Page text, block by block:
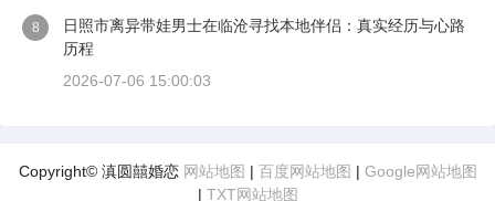
8
日照市离异带娃男士在临沧寻找本地伴侣：真实经历与心路
历程
2026-07-06 15:00:03
Copyright© 滇圆囍婚恋 网站地图 | 百度网站地图 | Google网站地图
| TXT网站地图